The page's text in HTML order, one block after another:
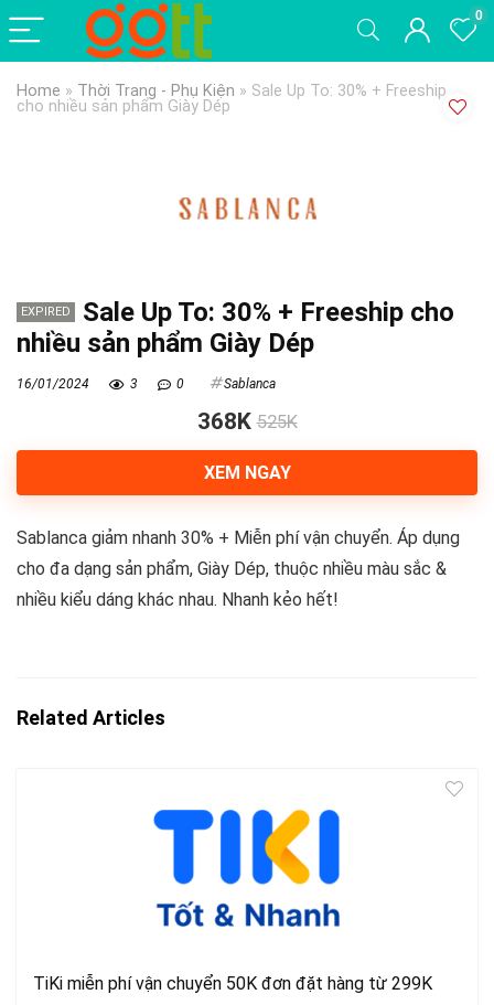
0
Home » Thời Trang - Phụ Kiện » Sale Up To: 30% + Freeship
cho nhiều sản phẩm Giày Dép
EXPIRED
Sale Up To: 30% + Freeship cho
nhiều sản phẩm Giày Dép
16/01/2024 3 0 Sablanca
368K 525K
XEM NGAY
Sablanca giảm nhanh 30% + Miễn phí vận chuyển. Áp dụng
cho đa dạng sản phẩm, Giày Dép, thuộc nhiều màu sắc &
nhiều kiểu dáng khác nhau. Nhanh kẻo hết!
Related Articles
TiKi miễn phí vận chuyển 50K đơn đặt hàng từ 299K